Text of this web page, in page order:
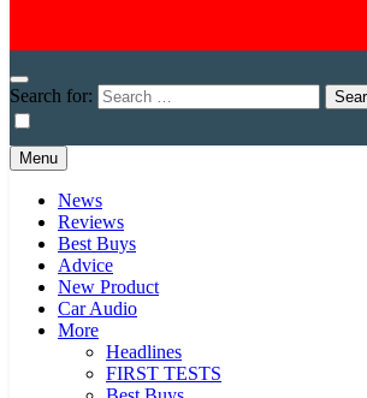
Search for:
Menu
News
Reviews
Best Buys
Advice
New Product
Car Audio
More
Headlines
FIRST TESTS